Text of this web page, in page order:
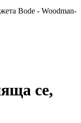
се,